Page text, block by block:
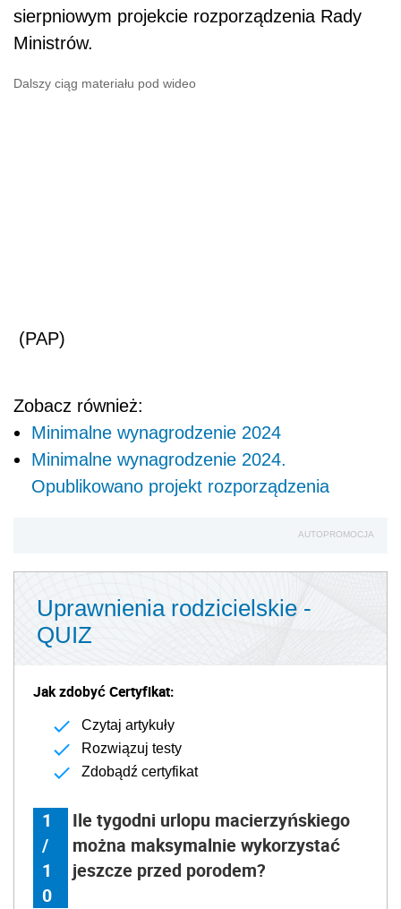
sierpniowym projekcie rozporządzenia Rady
Ministrów.
Dalszy ciąg materiału pod wideo
(PAP)
Zobacz również:
Minimalne wynagrodzenie 2024
Minimalne wynagrodzenie 2024.
Opublikowano projekt rozporządzenia
AUTOPROMOCJA
Uprawnienia rodzicielskie -
QUIZ
Jak zdobyć Certyfikat:
Czytaj artykuły
Rozwiązuj testy
Zdobądź certyfikat
1
/
1
0
Ile tygodni urlopu macierzyńskiego
można maksymalnie wykorzystać
jeszcze przed porodem?